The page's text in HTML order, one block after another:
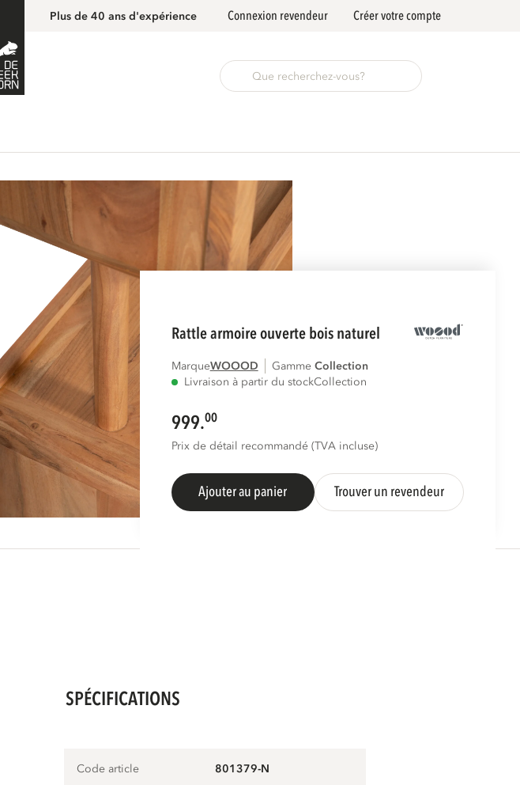
Plus de 40 ans d'expérience Connexion revendeur Créer votre compte
rattle armoire ouverte bois naturel
MarqueWOOOD Gamme
collection
Livraison à partir du stockCollection
999.00
Prix de détail recommandé (TVA incluse)
Ajouter au panier Trouver un revendeur
SPÉCIFICATIONS
Code article 801379-N